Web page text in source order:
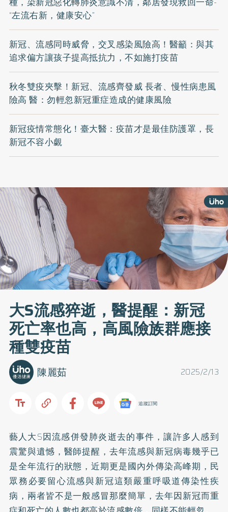
“左流右新，健康安心”
新冠、流感同時威脅，交叉感染風險高！醫籲：與其
追求偏方讓孩子提高抵抗力，不如施打疫苗
秋冬雙疫夾擊！新冠、流感齊發威 長者、慢性病患風
險高 醫：勿輕忽新冠重症造成的健康風險
新冠疫情常態化！臺大醫：疫苗才是最佳防護罩，長
新冠不容小覷
大S流感猝逝，醫提醒：新冠
死亡率也高，高風險族群應接
種雙疫苗
2025/2/13
陳麗茹
追蹤訂閱
藝人大S因流感併發肺炎逝去的事件，讓許多人感到
震驚與遺憾，醫師提醒，去年流感與新冠病毒幾乎已
是全年流行的狀態，近期更是國內外傳染高峰期，民
眾務必要留心流感與新冠這類嚴重呼吸道傳染性疾
病，兩者皆不是一般感冒那麼簡單，去年因新冠而重